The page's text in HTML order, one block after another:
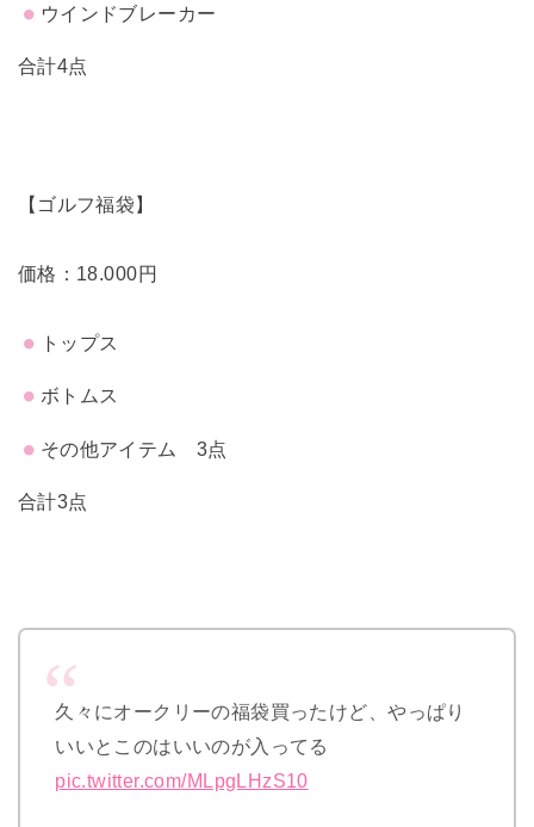
ウインドブレーカー
合計4点
【ゴルフ福袋】
価格：18.000円
トップス
ボトムス
その他アイテム 3点
合計3点
久々にオークリーの福袋買ったけど、やっぱり
いいとこのはいいのが入ってる
pic.twitter.com/MLpgLHzS10